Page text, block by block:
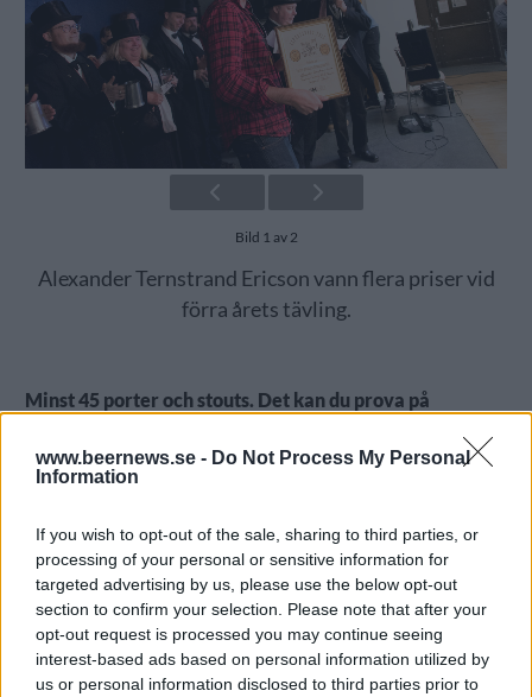
www.beernews.se - Do Not Process My Personal
Information
If you wish to opt-out of the sale, sharing to third parties, or
processing of your personal or sensitive information for
targeted advertising by us, please use the below opt-out
section to confirm your selection. Please note that after your
opt-out request is processed you may continue seeing
interest-based ads based on personal information utilized by
us or personal information disclosed to third parties prior to
Bild 1 av 2
Alexander Ternstrand Ericson vann flera priser vid
förra årets tävling.
Minst 45 porter och stouts. Det kan du prova på
hembryggarfest i Mölndal i helgen och det blir en hel